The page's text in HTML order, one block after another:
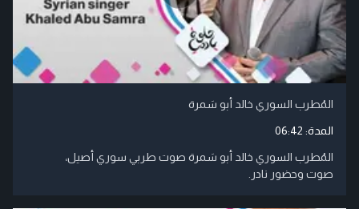
المُطرب السوري خالد أبو سَمرة
المدة: 06:42
المُطرب السوري خالد أبو سَمرة صوت طربي سوري أصيل،
صوت وحضور نادر.